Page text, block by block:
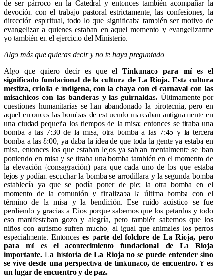
de ser párroco en la Catedral y entonces también acompañar la
devoción con el trabajo pastoral estrictamente, las confesiones, la
dirección espiritual, todo lo que significaba también ser motivo de
evangelizar a quienes estaban en aquel momento y evangelizarme
yo también en el ejercicio del Ministerio.
Algo más que quieras decir y no te haya preguntado
Algo que quiero decir es que el Tinkunaco para mí es el
significado fundacional de la cultura de La Rioja. Esta cultura
mestiza, criolla e indígena, con la chaya con el carnaval con las
misachicos con las banderas y las guirnaldas. Últimamente por
cuestiones humanitarias se han abandonado la pirotecnia, pero en
aquel entonces las bombas de estruendo marcaban antiguamente en
una ciudad pequeña los tiempos de la misa; entonces se tiraba una
bomba a las 7:30 de la misa, otra bomba a las 7:45 y la tercera
bomba a las 8:00, ya daba la idea de que toda la gente ya estaba en
misa, entonces los que estaban lejos ya sabían mentalmente se iban
poniendo en misa y se tiraba una bomba también en el momento de
la elevación (consagración) para que cada uno de los que estaba
lejos y podían escuchar la bomba se arrodillara y la segunda bomba
establecía ya que se podía poner de pie; la otra bomba en el
momento de la comunión y finalizaba la última bomba con el
término de la misa y la bendición. Ese ruido acústico se fue
perdiendo y gracias a Dios porque sabemos que los petardos y todo
eso manifestaban gozo y alegría, pero también sabemos que los
niños con autismo sufren mucho, al igual que animales los perros
especialmente. Entonceses parte del folclore de La Rioja, pero
para mí es el acontecimiento fundacional de La Rioja
importante. La historia de La Rioja no se puede entender sino
se vive desde una perspectiva de tinkunaco, de encuentro. Y es
un lugar de encuentro y de paz.